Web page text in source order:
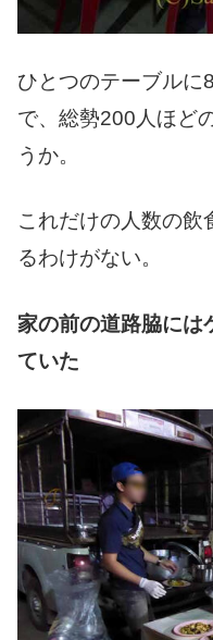
ひとつのテーブルに
で、総勢200人ほど
うか。
これだけの人数の飲
るわけがない。
家の前の道路脇には
ていた